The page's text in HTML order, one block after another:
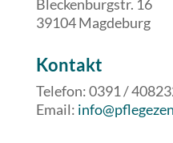
Bleckenburgstr. 16
39104 Magdeburg
​​Kontakt
Telefon: 0391 /
Email: